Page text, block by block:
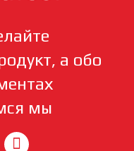
а обо
мы